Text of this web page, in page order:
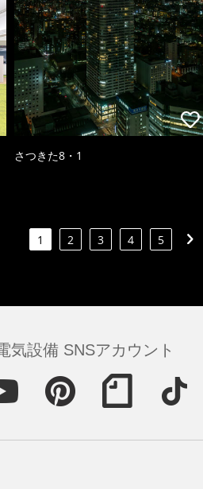
さつきた8・1
1 2 3 4 5
気設備 SNSアカウント